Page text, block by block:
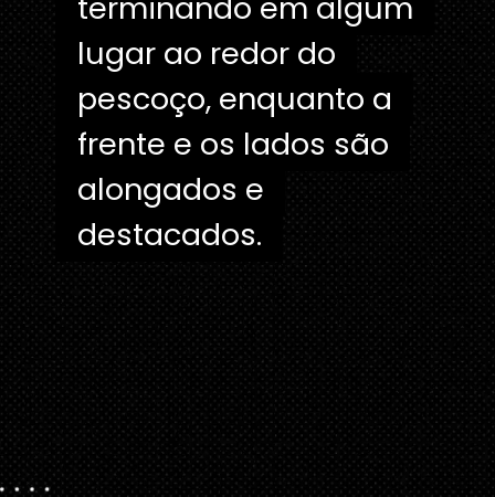
terminando em algum
lugar ao redor do
pescoço, enquanto a
frente e os lados são
alongados e
destacados.
terminando em algum
lugar ao redor do
pescoço, enquanto a
frente e os lados são
alongados e